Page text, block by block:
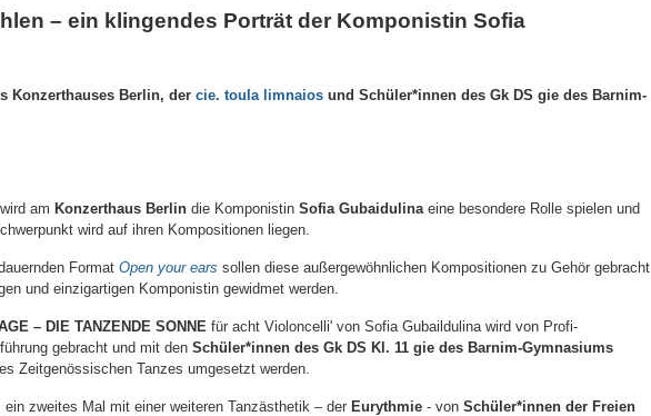
– ein klingendes Porträt der Komponistin Sofia
Konzerthauses Berlin, der cie. toula limnaios und Schüler*innen des Gk DS gie des Barnim-
am Konzerthaus Berlin die Komponistin Sofia Gubaidulinaeine besondere Rolle spielen und
wird auf ihren Kompositionen liegen.
Format Open your ears sollen diese außergewöhnlichen Kompositionen zu Gehör gebracht
und einzigartigen Komponistin gewidmet werden.
– DIE TANZENDE SONNE für acht Violoncelli' von Sofia Gubaildulina wird von Profi-
gebracht und mit den Schüler*innen des Gk DS Kl. 11 gie des Barnim-Gymnasiums
Zeitgenössischen Tanzes umgesetzt werden.
ein zweites Mal mit einer weiteren Tanzästhetik – der Eurythmie - von Schüler*innen der Freien